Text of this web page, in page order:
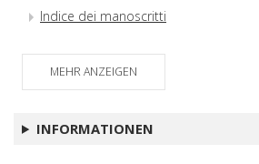
Indice dei manoscritti
MEHR ANZEIGEN
INFORMATIONEN